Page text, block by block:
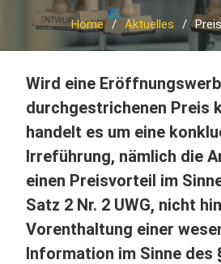
Home Aktuelles
Wird eine
durchgestrichenen Preis
handelt es um eine
Irreführung, nämlich die
einen Preisvorteil im
Satz 2 Nr. 2 UWG, nicht
Vorenthaltung einer
Information im Sinne des